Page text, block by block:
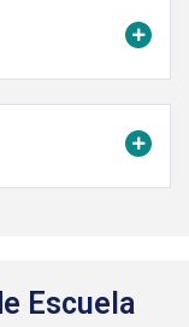
Escuela